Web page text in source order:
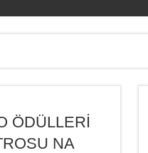
ÖDÜLLERİ
NA